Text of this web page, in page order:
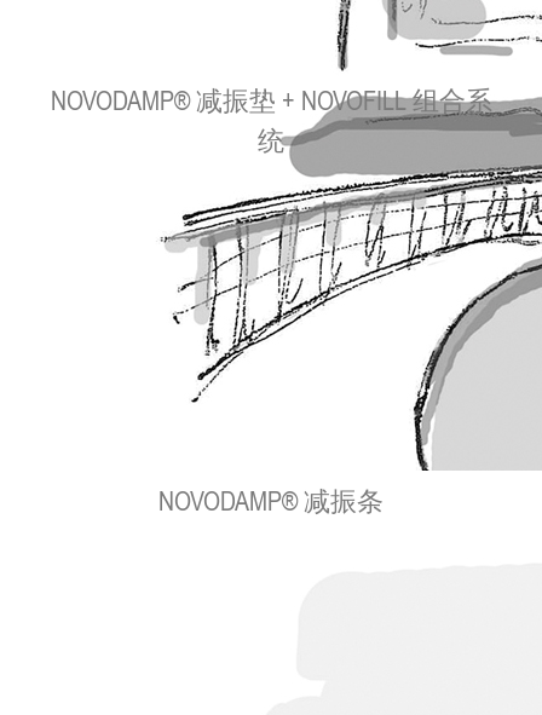
NOVODAMP® 减振垫 + NOVOFILL 组合系
统
NOVODAMP® 减振条